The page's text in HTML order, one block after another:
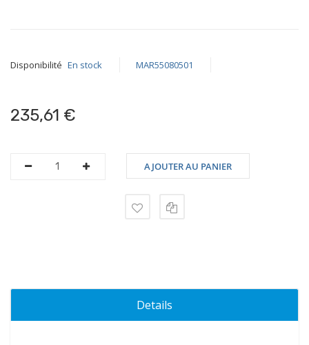
Disponibilité En stock MAR55080501
235,61 €
AJOUTER AU PANIER
Details